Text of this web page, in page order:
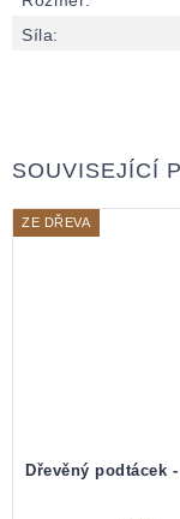
Síla:
SOUVISEJÍCÍ
ZE DŘEVA
Dřevěný podtácek -